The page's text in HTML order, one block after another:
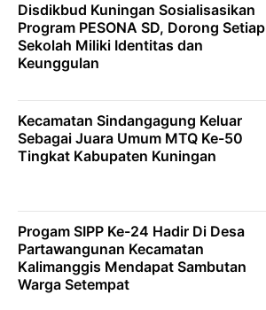
Disdikbud Kuningan Sosialisasikan
Program PESONA SD, Dorong Setiap
Sekolah Miliki Identitas dan
Keunggulan
Kecamatan Sindangagung Keluar
Sebagai Juara Umum MTQ Ke-50
Tingkat Kabupaten Kuningan
Progam SIPP Ke-24 Hadir Di Desa
Partawangunan Kecamatan
Kalimanggis Mendapat Sambutan
Warga Setempat